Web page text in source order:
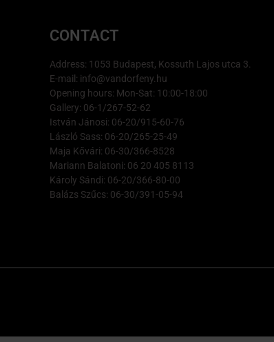
CONTACT
Address: 1053 Budapest, Kossuth Lajos utca 3.
E-mail: info@vandorfeny.hu
Opening hours: Mon-Sat: 10:00-18:00
Gallery: 06-1/267-52-62
István Jánosi: 06-20/915-60-76
László Sass: 06-20/265-25-49
Maja Kővári: 06-30/366-8528
Mariann Balatoni: 06 20 405 8113
Károly Sándi: 06-20/366-80-00
Balázs Szűcs: 06-30/391-05-94